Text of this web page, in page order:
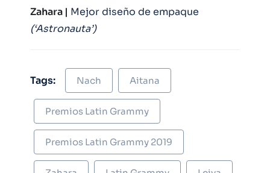
Zahara | Mejor diseño de empaque
(‘Astronauta’)
Tags: Nach Aitana
Premios Latin Grammy
Premios Latin Grammy 2019